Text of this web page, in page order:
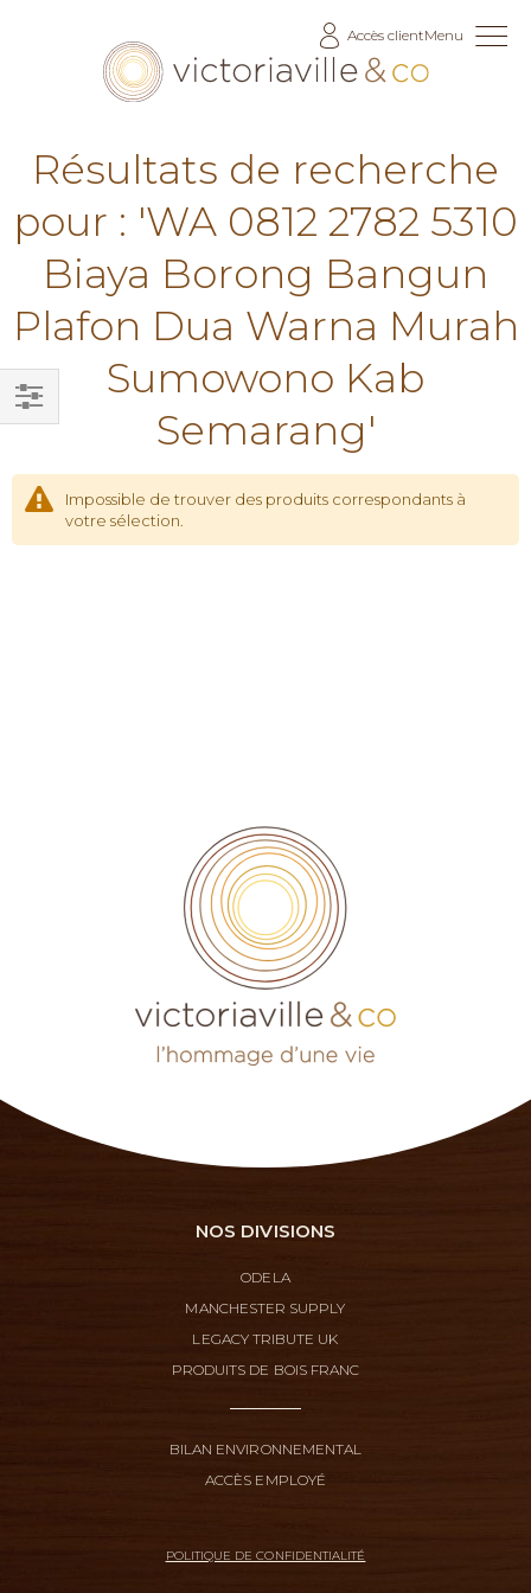
Accès clientMenu
Résultats de recherche
pour : 'WA 0812 2782 5310
Biaya Borong Bangun
Plafon Dua Warna Murah
Sumowono Kab
Semarang'
Impossible de trouver des produits correspondants à
votre sélection.
Filtrer
NOS DIVISIONS
ODELA
MANCHESTER SUPPLY
LEGACY TRIBUTE UK
PRODUITS DE BOIS FRANC
BILAN ENVIRONNEMENTAL
ACCÈS EMPLOYÉ
POLITIQUE DE CONFIDENTIALITÉ